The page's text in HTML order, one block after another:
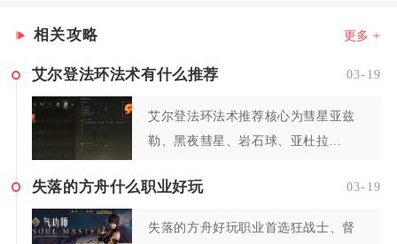
相关攻略 更多 +
艾尔登法环法术有什么推荐 03-19
艾尔登法环法术推荐核心为彗星亚兹
勒、黑夜彗星、岩石球、亚杜拉...
失落的方舟什么职业好玩 03-19
失落的方舟好玩职业首选狂战士、督